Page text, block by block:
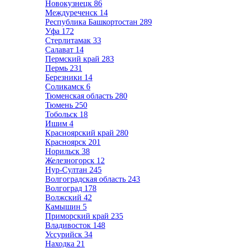
Новокузнецк 86
Междуреченск 14
Республика Башкортостан 289
Уфа 172
Стерлитамак 33
Салават 14
Пермский край 283
Пермь 231
Березники 14
Соликамск 6
Тюменская область 280
Тюмень 250
Тобольск 18
Ишим 4
Красноярский край 280
Красноярск 201
Норильск 38
Железногорск 12
Нур-Султан 245
Волгоградская область 243
Волгоград 178
Волжский 42
Камышин 5
Приморский край 235
Владивосток 148
Уссурийск 34
Находка 21